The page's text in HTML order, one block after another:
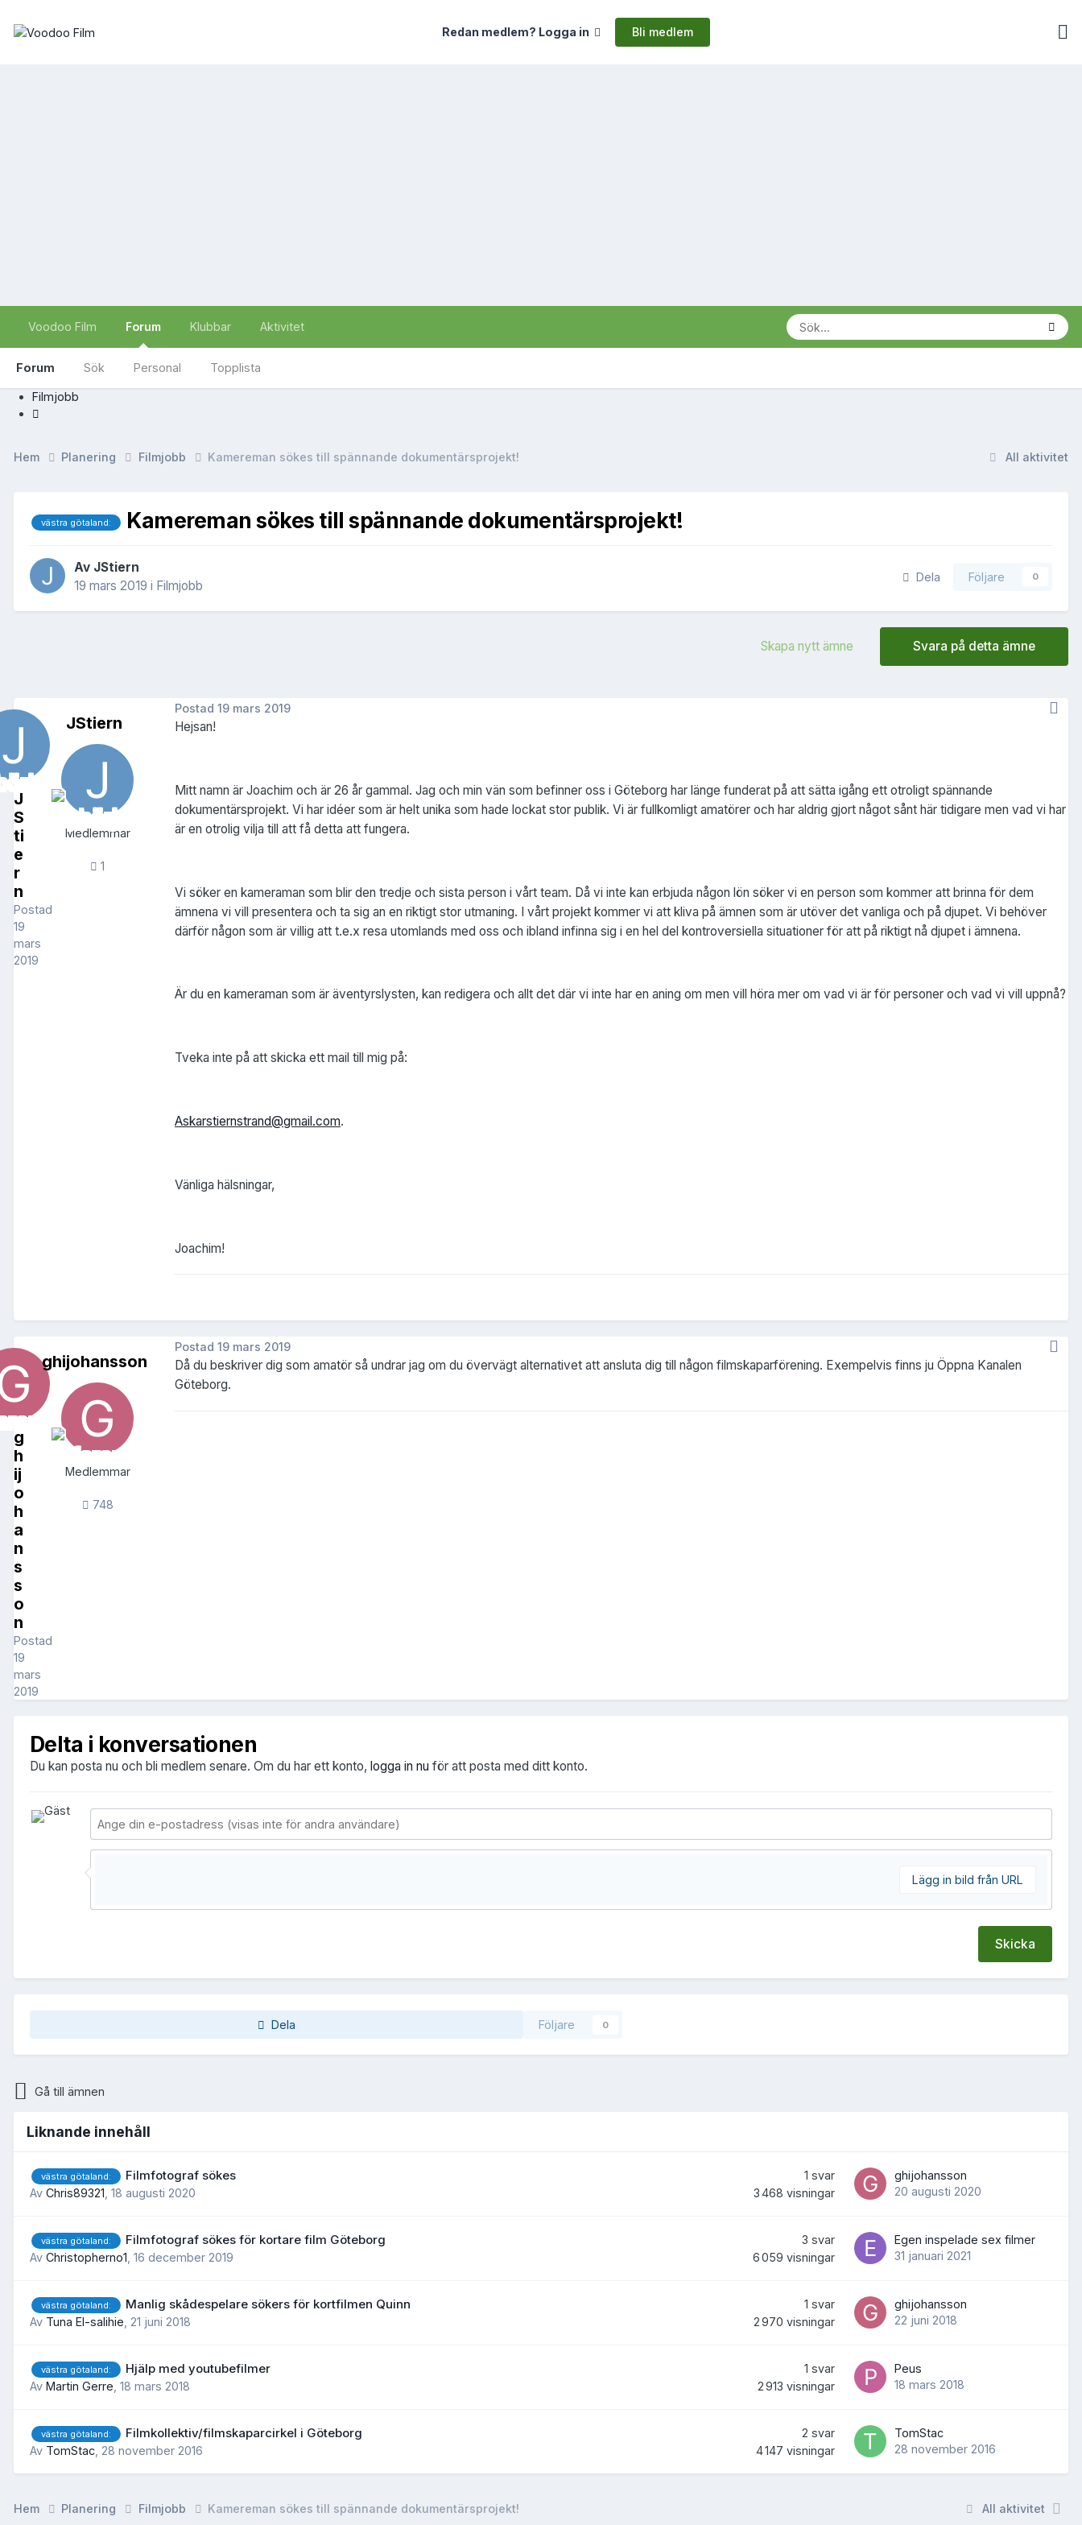
Redan medlem? Logga in Bli medlem
Voodoo Film Forum
Forum Sök Personal Topplista
Klubbar Aktivitet
Filmjobb
All aktivitet
Hem Planering Filmjobb Kamereman sökes till spännande dokumentärsprojekt!
västra götaland: Kamereman sökes till spännande dokumentärsprojekt!
Av JStiern
19 mars 2019 i Filmjobb
Dela Följare 0
Svara på detta ämne
Skapa nytt ämne
J
S
ti
e
r
n
Postad
19
mars
2019
JStiern
Medlemmar
1
Postad 19 mars 2019
Hejsan!
Mitt namn är Joachim och är 26 år gammal. Jag och min vän som befinner oss i Göteborg har länge funderat på att sätta igång ett otroligt spännande
dokumentärsprojekt. Vi har idéer som är helt unika som hade lockat stor publik. Vi är fullkomligt amatörer och har aldrig gjort något sånt här tidigare men vad vi har
är en otrolig vilja till att få detta att fungera.
Vi söker en kameraman som blir den tredje och sista person i vårt team. Då vi inte kan erbjuda någon lön söker vi en person som kommer att brinna för dem
ämnena vi vill presentera och ta sig an en riktigt stor utmaning. I vårt projekt kommer vi att kliva på ämnen som är utöver det vanliga och på djupet. Vi behöver
därför någon som är villig att t.e.x resa utomlands med oss och ibland infinna sig i en hel del kontroversiella situationer för att på riktigt nå djupet i ämnena.
Är du en kameraman som är äventyrslysten, kan redigera och allt det där vi inte har en aning om men vill höra mer om vad vi är för personer och vad vi vill uppnå?
Tveka inte på att skicka ett mail till mig på:
Askarstiernstrand@gmail.com.
Vänliga hälsningar,
Joachim!
g
h
ij
o
h
a
n
s
s
o
n
Postad
19
mars
2019
ghijohansson
Medlemmar
748
Postad 19 mars 2019
Då du beskriver dig som amatör så undrar jag om du övervägt alternativet att ansluta dig till någon filmskaparförening. Exempelvis finns ju Öppna Kanalen
Göteborg.
Delta i konversationen
Du kan posta nu och bli medlem senare. Om du har ett konto, logga in nu för att posta med ditt konto.
Lägg in bild från URL
Skicka
Dela Följare 0
Gå till ämnen
Liknande innehåll
västra götaland: Filmfotograf sökes
Av Chris89321 18 augusti 2020
1 svar
3 468 visningar
ghijohansson
20 augusti 2020
västra götaland: Filmfotograf sökes för kortare film Göteborg
Av Christopherno1 16 december 2019
3 svar
6 059 visningar
Egen inspelade sex filmer
31 januari 2021
västra götaland: Manlig skådespelare sökers för kortfilmen Quinn
Av Tuna El-salihie 21 juni 2018
1 svar
2 970 visningar
ghijohansson
22 juni 2018
västra götaland: Hjälp med youtubefilmer
Av Martin Gerre 18 mars 2018
1 svar
2 913 visningar
Peus
18 mars 2018
västra götaland: Filmkollektiv/filmskaparcirkel i Göteborg
Av TomStac 28 november 2016
2 svar
4 147 visningar
TomStac
28 november 2016
All aktivitet
Hem Planering Filmjobb Kamereman sökes till spännande dokumentärsprojekt!